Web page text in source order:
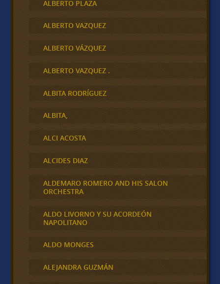
ALBERTO PLAZA
ALBERTO VAZQUEZ
ALBERTO VÁZQUEZ
ALBERTO VAZQUEZ .
ALBITA RODRÍGUEZ
ALBITA,
ALCI ACOSTA
ALCIDES DIAZ
ALDEMARO ROMERO AND HIS SALON
ORCHESTRA
ALDO LIVORNO Y SU ACORDEÓN
NAPOLITANO
ALDO MONGES
ALEJANDRA GUZMÁN